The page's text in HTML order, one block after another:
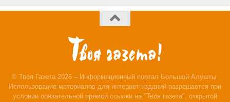
© Твоя Газета 2026 – Информационный портал Большой Алушты.
Использование материалов для интернет-изданий разрешается при
условии обязательной прямой ссылки на "Твоя газета", открытой